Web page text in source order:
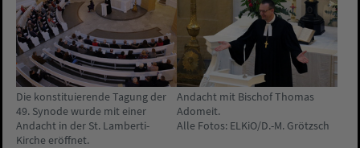
Die konstituierende Tagung der
49. Synode wurde mit einer
Andacht in der St. Lamberti-
Kirche eröffnet.
Andacht mit Bischof Thomas
Adomeit.
Alle Fotos: ELKiO/D.-M. Grötzsch